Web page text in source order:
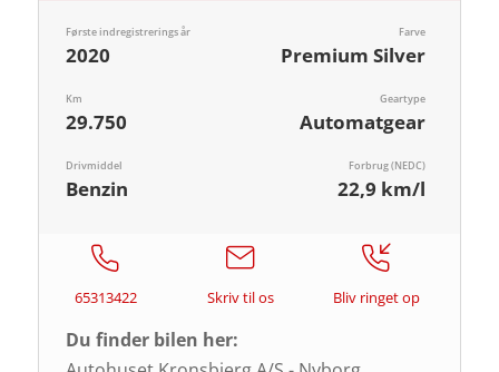
Første indregistrerings år
2020
Farve
Premium Silver
Km
29.750
Geartype
Automatgear
Drivmiddel
Benzin
Forbrug (NEDC)
22,9 km/l
65313422 Skriv til os Bliv ringet op
Du finder bilen her: